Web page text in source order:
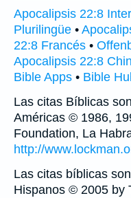
Apocalipsis 22:8
Plurilingüe •
22:8 Francés •
Apocalipsis 22:8
Bible Apps • Bible
Las citas Bíblicas
Américas © 1986,
Foundation, La
http://
Las citas bíblicas
Hispanos © 2005 by